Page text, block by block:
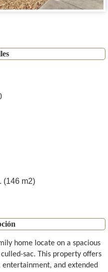
(146 m2)
home locate on a spacious
sac. This property offers
and extended